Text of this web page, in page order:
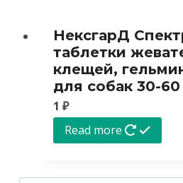
НексгарД
таблетки
клещей,
для собак 30-60
1 ₽
Read more